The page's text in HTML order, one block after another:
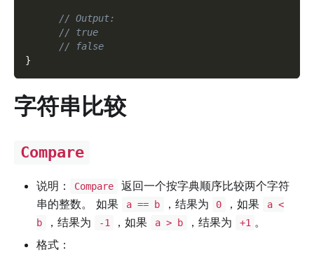
// Output:
// true
// false
}
字符串比较
Compare
说明： Compare
返回一个按字典顺序比较两个字符
串的整数。 如果
a == b ，结果为 0 ，如果
a <
b
，结果为 -1 ，如果 a > b ，结果为 +1 。
格式：